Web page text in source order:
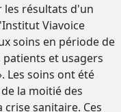
les résultats d'un
Viavoice
soins en période de
et usagers
Les soins ont été
la moitié des
crise sanitaire. Ces